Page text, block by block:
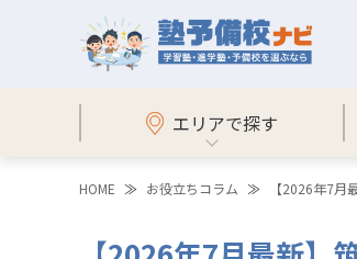
エリアで探す
HOME お役立ちコラム 【2026年7